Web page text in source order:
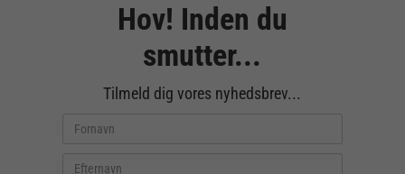
Hov! Inden du
smutter...
Tilmeld dig vores nyhedsbrev...